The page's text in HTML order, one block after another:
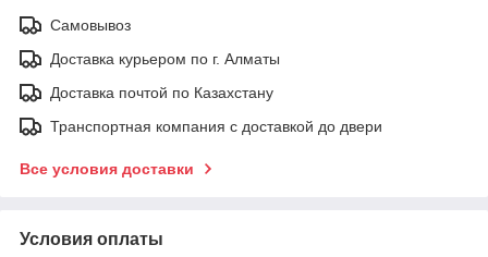
Самовывоз
Доставка курьером по г. Алматы
Доставка почтой по Казахстану
Транспортная компания с доставкой до двери
Все условия доставки
Условия оплаты